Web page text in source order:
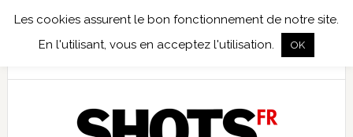
Les cookies assurent le bon fonctionnement de notre site.
En l'utilisant, vous en acceptez l'utilisation.
OK